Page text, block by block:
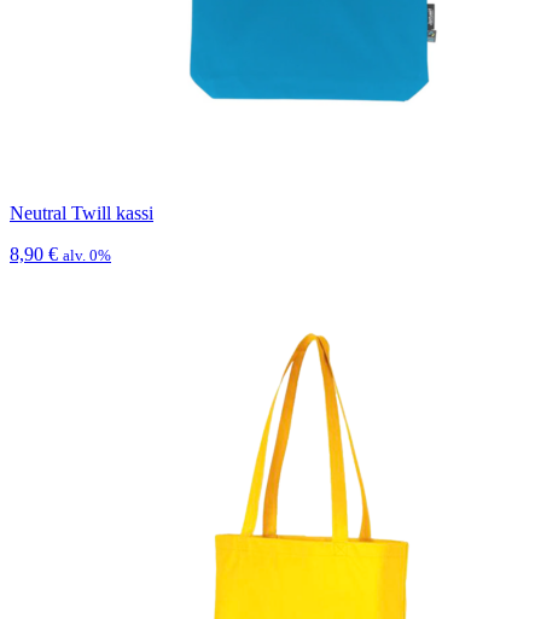
Neutral Twill kassi
8,90 € alv. 0%